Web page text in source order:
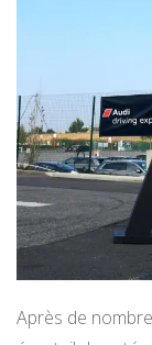
Après de